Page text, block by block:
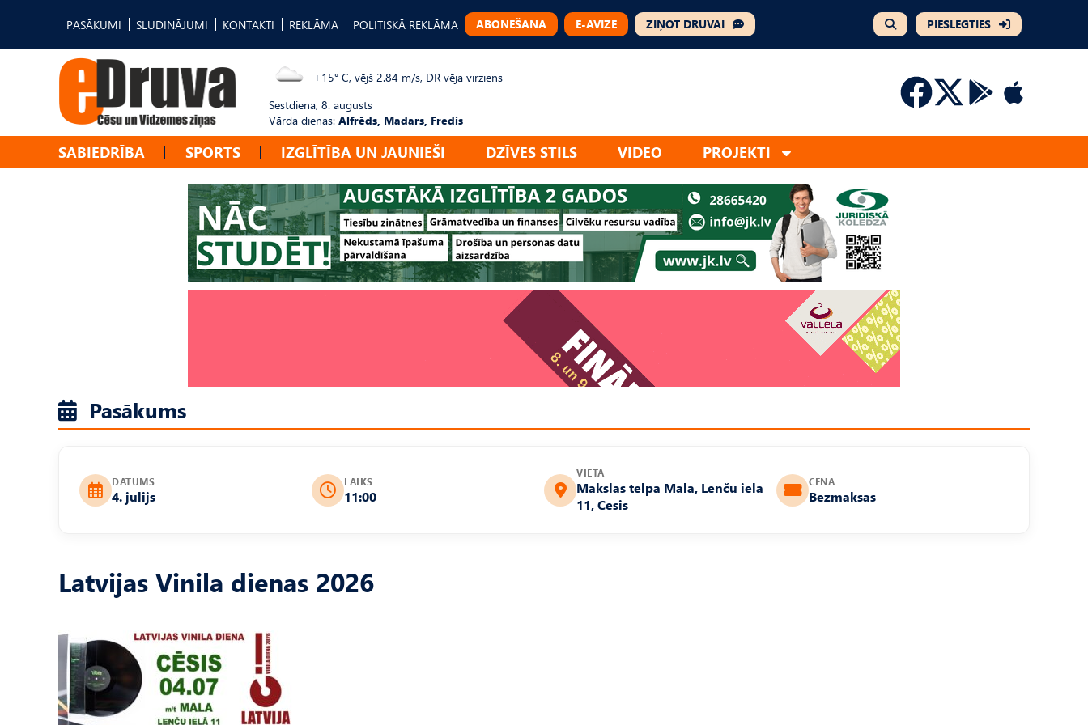
PASĀKUMI SLUDINĀJUMI KONTAKTI REKLĀMA POLITISKĀ REKLĀMA ABONĒŠANA E-AVĪZE ZIŅOT DRUVAI PIESLĒGTIES
+15° C, vējš 2.84 m/s, DR vēja virziens
Sestdiena, 8. augusts
Vārda dienas: Alfrēds, Madars, Fredis
SABIEDRĪBA SPORTS IZGLĪTĪBA UN JAUNIEŠI DZĪVES STILS VIDEO PROJEKTI
Pasākums
DATUMS
4. jūlijs
LAIKS
11:00
VIETA
Mākslas telpa Mala, Lenču iela
11, Cēsis
CENA
Bezmaksas
Latvijas Vinila dienas 2026